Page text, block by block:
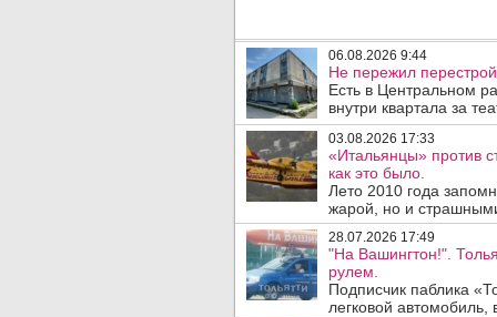
06.08.2026 9:44
Не пережил
Есть в Центральном
внутри квартала за
03.08.2026 17:33
«Итальянцы» против
как это было.
Лето 2010 года
жарой, но и
28.07.2026 17:49
"На Вашингтон!".
рулем.
Подписчик паблика
легковой автомобиль,